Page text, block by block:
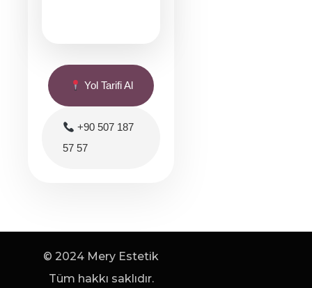
Yol Tarifi Al
+90 507 187
57 57
© 2024 Mery Estetik
Tüm hakkı saklıdır.